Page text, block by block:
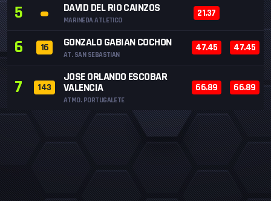
5 DAVID DEL RIO CAINZOS
MARINEDA ATLETICO
21.37
6 16 GONZALO GABIAN COCHON
AT. SAN SEBASTIAN
47.45 47.45
7 143
JOSE ORLANDO ESCOBAR
VALENCIA
ATMO. PORTUGALETE
66.89 66.89